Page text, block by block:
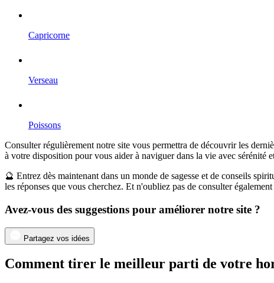
Capricorne
Verseau
Poissons
Consulter régulièrement notre site vous permettra de découvrir les
à votre disposition pour vous aider à naviguer dans la vie avec sérénité
🔮 Entrez dès maintenant dans un monde de sagesse et de conseils
les réponses que vous cherchez. Et n'oubliez pas de consulter
Avez-vous des suggestions pour améliorer notre site ?
Partagez vos idées
Comment tirer le meilleur parti de votre